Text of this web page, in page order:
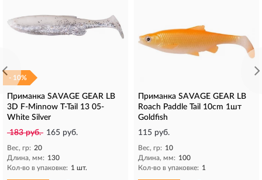
- 10%
Приманка SAVAGE GEAR LB
3D F-Minnow T-Tail 13 05-
White Silver
183 руб. 165 руб.
Вес, гр: 20
Длина, мм: 130
Кол-во в упаковке: 1 шт.
Приманка SAVAGE GEAR LB
Roach Paddle Tail 10cm 1шт
Goldfish
115 руб.
Вес, гр: 10
Длина, мм: 100
Кол-во в упаковке: 1